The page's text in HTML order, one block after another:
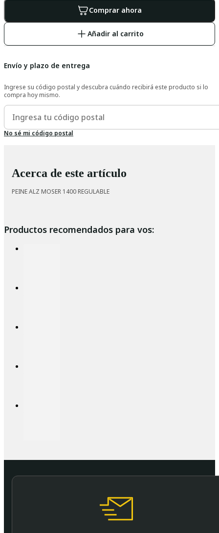
Comprar ahora
Añadir al carrito
Envío y plazo de entrega
Ingrese su código postal y descubra cuándo recibirá este producto si lo
compra hoy mismo.
No sé mi código postal
Acerca de este artículo
PEINE ALZ MOSER 1400 REGULABLE
Productos recomendados para vos: